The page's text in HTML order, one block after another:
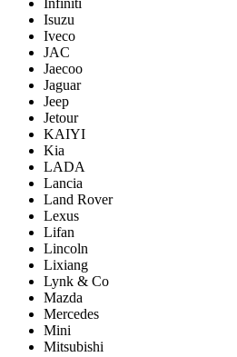
Infiniti
Isuzu
Iveco
JAC
Jaecoo
Jaguar
Jeep
Jetour
KAIYI
Kia
LADA
Lancia
Land Rover
Lexus
Lifan
Lincoln
Lixiang
Lynk & Co
Mazda
Mercedes
Mini
Mitsubishi